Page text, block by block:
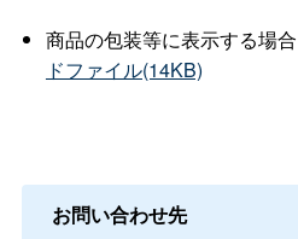
商品の包装等に表示する場
ドファイル(14KB)
お問い合わせ先